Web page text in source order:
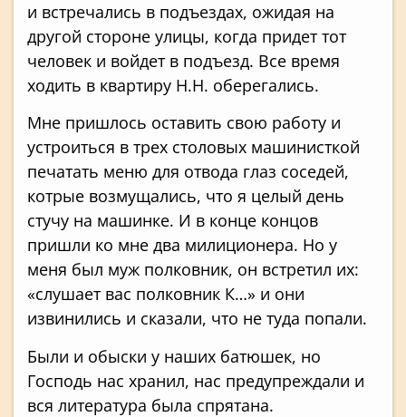
и встречались в подъездах, ожидая на
другой стороне улицы, когда придет тот
человек и войдет в подъезд. Все время
ходить в квартиру Н.Н. оберегались.
Мне пришлось оставить свою работу и
устроиться в трех столовых машинисткой
печатать меню для отвода глаз соседей,
котрые возмущались, что я целый день
стучу на машинке. И в конце концов
пришли ко мне два милиционера. Но у
меня был муж полковник, он встретил их:
«слушает вас полковник К…» и они
извинились и сказали, что не туда попали.
Были и обыски у наших батюшек, но
Господь нас хранил, нас предупреждали и
вся литература была спрятана.